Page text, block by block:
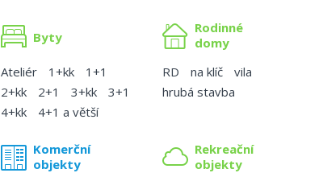
Byty
Ateliér 1+kk
1+1
2+kk
2+1 3+kk
3+1
4+kk
4+1 a větší
Komerční
objekty
Rodinné
domy
RD
na klíč
vila
hrubá stavba
Rekreační
objekty